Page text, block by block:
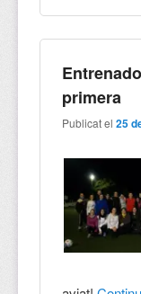
primera
Publicat el25